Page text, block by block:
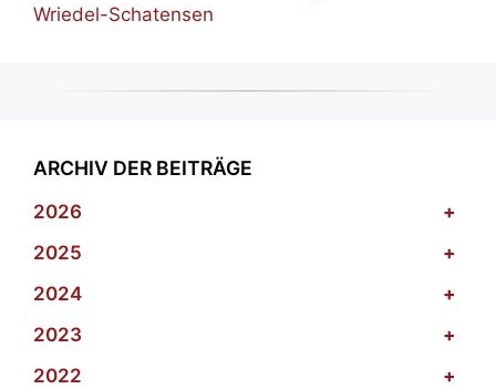
Wriedel-Schatensen
ARCHIV DER BEITRÄGE
2026
+
2025
+
2024
+
2023
+
2022
+